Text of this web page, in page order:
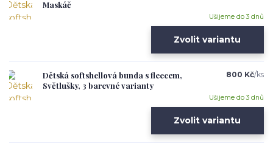
Maskáč
Ušijeme do 3 dnů
Zvolit variantu
Dětská softshellová bunda s fleecem,
Světlušky, 3 barevné varianty
800 Kč/ks
Ušijeme do 3 dnů
Zvolit variantu